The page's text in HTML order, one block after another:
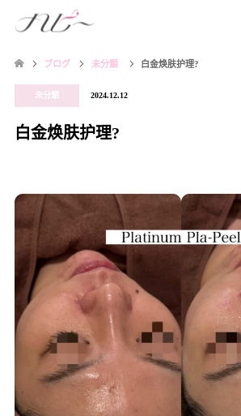
ブログ 未分類 白金焕肤护理?
未分類 2024.12.12
白金焕肤护理?